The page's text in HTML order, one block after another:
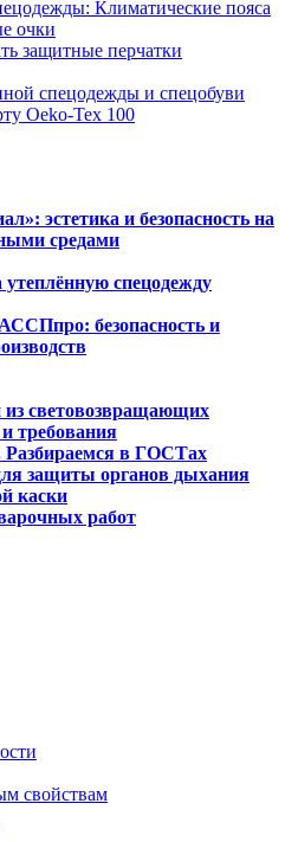
Климатические пояса
очки
защитные перчатки
спецодежды и спецобуви
Oeko-Tex 100
эстетика и безопасность на
средами
спецодежду
безопасность и
из световозвращающих
требования
Разбираемся в ГОСТах
защиты органов дыхания
каски
работ
свойствам